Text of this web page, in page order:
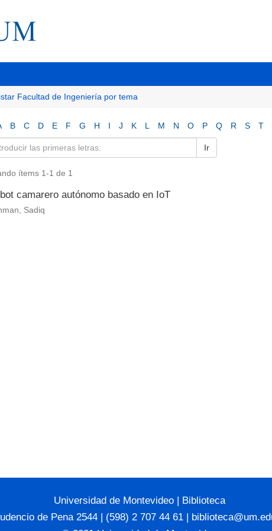
Facultad de Ingeniería por tema
B C D E F G H I J K L M N O P Q R S T
Ir
ítems 1-1 de 1
camarero autónomo basado en IoT
Sadiq
Universidad de Montevideo | Biblioteca
de Pena 2544 | (598) 2 707 44 61 |